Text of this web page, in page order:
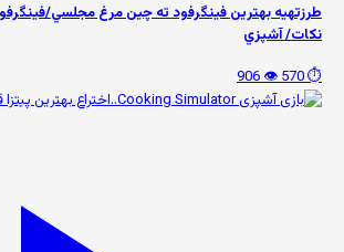
طرزتهيه بهترين فینگرفود ته چين مرغ مجلسي/
نكات/ آشپزي
⏱️ 570
👁️ 906